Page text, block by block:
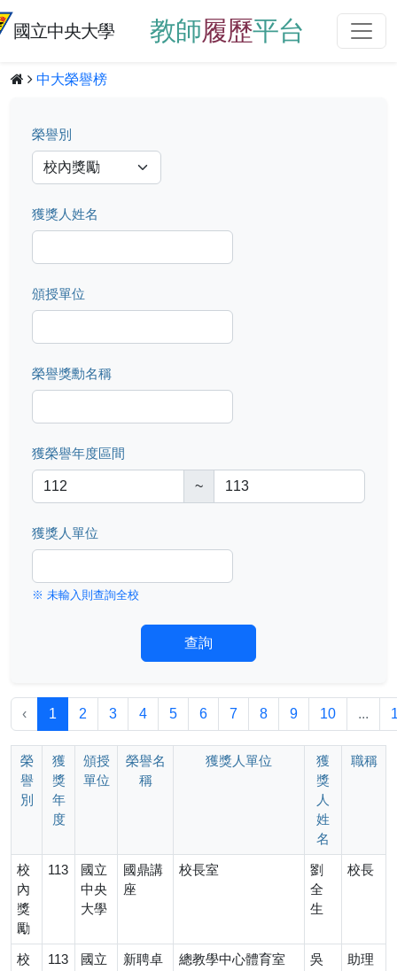
國立中央大學 教師履歷平台
中大榮譽榜
榮譽別
獲獎人姓名
頒授單位
榮譽獎勳名稱
獲榮譽年度區間
~
獲獎人單位
※ 未輸入則查詢全校
查詢
‹ 1 2 3 4 5 6 7 8 9 10 ...
榮
譽
別
獲
獎
年
度
頒授
單位
榮譽名
稱
獲獎人單位
獲
獎
人
姓
名
職稱
校
內
獎
勵
113
國立
中央
大學
國鼎講
座
校長室
劉
全
生
校長
校
113
國立
新聘卓
總教學中心體育室
吳
助理